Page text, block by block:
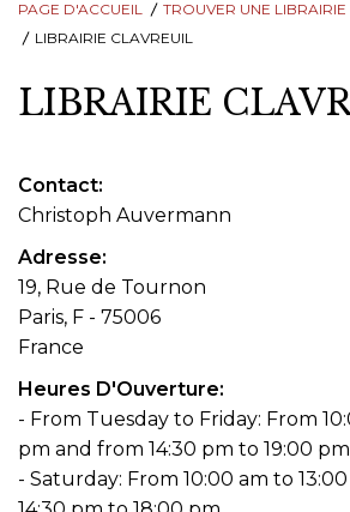
PAGE D'ACCUEIL
TROUVER UNE LIBRAIRIE
LIBRAIRIE CLAVREUIL
LIBRAIRIE
Contact
Christoph Auvermann
Adresse
19, Rue de Tournon
Paris, F - 75006
France
Heures D'Ouverture
- From Tuesday to Friday: From
pm and from 14:30 pm to 19:00 pm
- Saturday: From 10:00 am to